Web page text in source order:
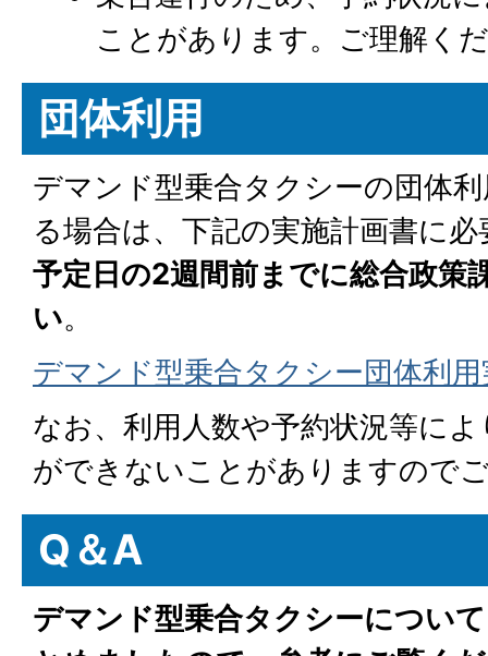
ことがあります。ご理解く
団体利用
デマンド型乗合タクシーの団体
る場合は、下記の実施計画書に
予定日の2週間前までに総合政策
い。
デマンド型乗合タクシー団体利
なお、利用人数や予約状況等に
ができないことがありますので
Q＆A
デマンド型乗合タクシーについ